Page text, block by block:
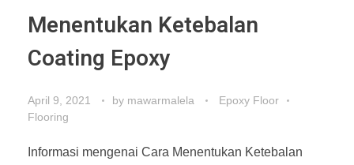
Menentukan Ketebalan
Coating Epoxy
April 9, 2021 by mawarmalela
Epoxy Floor
Flooring
Informasi mengenai Cara Menentukan Ketebalan